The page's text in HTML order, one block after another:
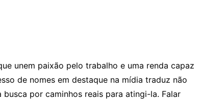
unem paixão pelo trabalho e uma renda capaz
de nomes em destaque na mídia traduz não
por caminhos reais para atingi-la. Falar